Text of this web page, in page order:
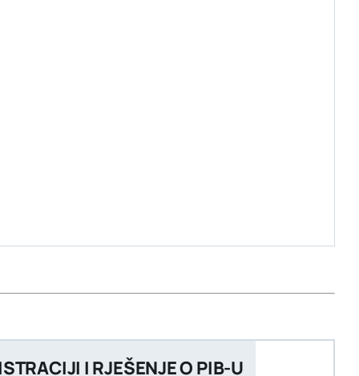
I RJEŠENJE O PIB-U